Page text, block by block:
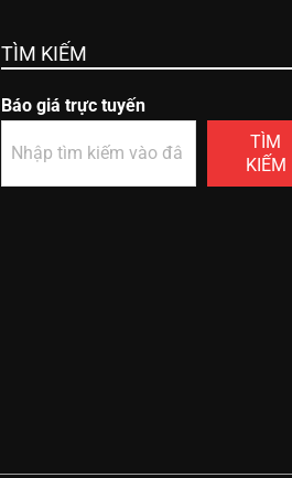
TÌM KIẾM
Báo giá trực tuyến
TÌM
KIẾM